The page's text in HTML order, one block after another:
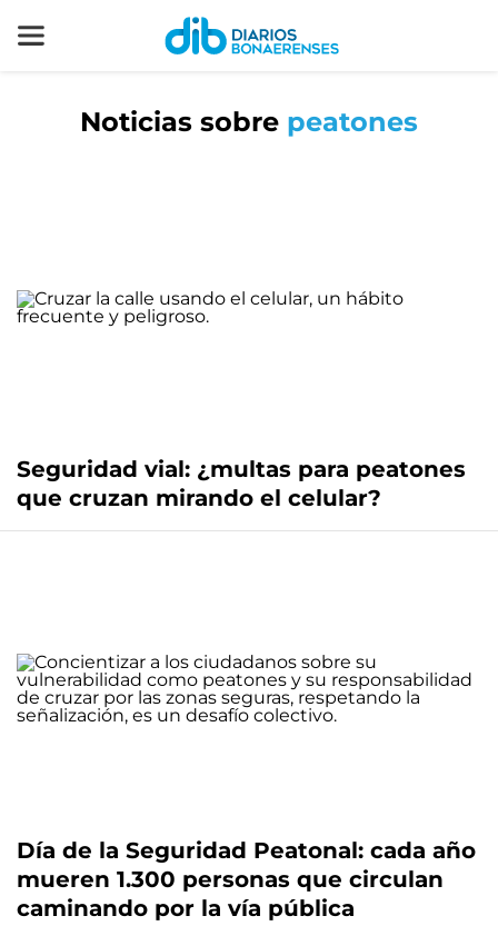
Noticias sobre peatones
Seguridad vial: ¿multas para peatones
que cruzan mirando el celular?
Día de la Seguridad Peatonal: cada año
mueren 1.300 personas que circulan
caminando por la vía pública